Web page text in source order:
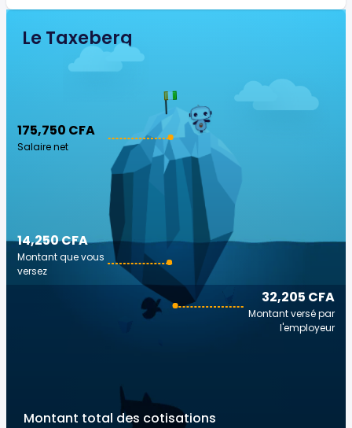
Le Taxeberg
175,750 CFA
Salaire net
32,205 CFA
Montant versé par
l'employeur
14,250 CFA
Montant que vous
versez
Montant total des cotisations